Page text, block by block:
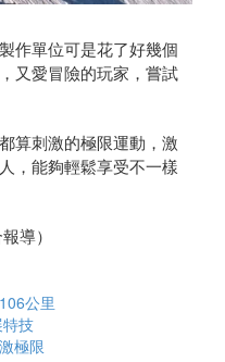
作單位可是花了好幾個
又愛冒險的玩家，嘗試
算刺激的極限運動，激
，能夠輕鬆享受不一樣
導）
公里
技
極限